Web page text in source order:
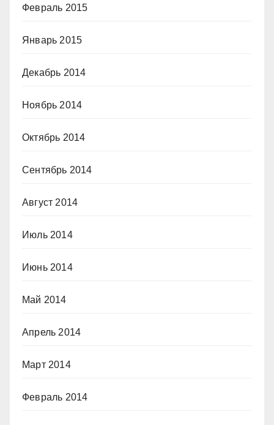
Февраль 2015
Январь 2015
Декабрь 2014
Ноябрь 2014
Октябрь 2014
Сентябрь 2014
Август 2014
Июль 2014
Июнь 2014
Май 2014
Апрель 2014
Март 2014
Февраль 2014